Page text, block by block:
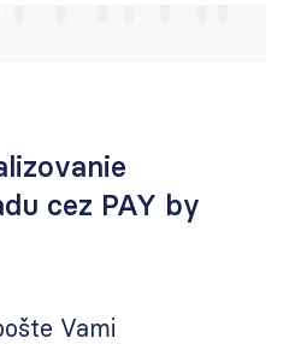
cez PAY by
Vami